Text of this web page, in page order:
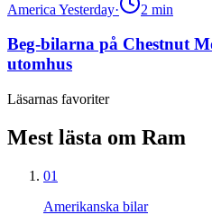
America Yesterday· 2 min
Beg-bilarna på Chestnut
utomhus
Läsarnas favoriter
Mest lästa om Ram
01
Amerikanska bilar